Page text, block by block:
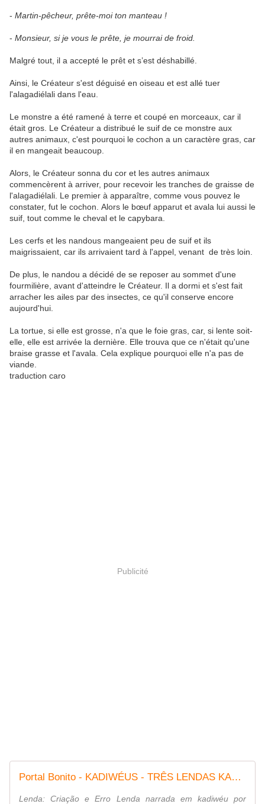
- Martin-pêcheur, prête-moi ton manteau !
- Monsieur, si je vous le prête, je mourrai de froid.
Malgré tout, il a accepté le prêt et s’est déshabillé.
Ainsi, le Créateur s'est déguisé en oiseau et est allé tuer
l'alagadiélali dans l'eau.
Le monstre a été ramené à terre et coupé en morceaux, car il
était gros. Le Créateur a distribué le suif de ce monstre aux
autres animaux, c'est pourquoi le cochon a un caractère gras, car
il en mangeait beaucoup.
Alors, le Créateur sonna du cor et les autres animaux
commencèrent à arriver, pour recevoir les tranches de graisse de
l'alagadiélali. Le premier à apparaître, comme vous pouvez le
constater, fut le cochon. Alors le bœuf apparut et avala lui aussi le
suif, tout comme le cheval et le capybara.
Les cerfs et les nandous mangeaient peu de suif et ils
maigrissaient, car ils arrivaient tard à l'appel, venant de très loin.
De plus, le nandou a décidé de se reposer au sommet d'une
fourmilière, avant d'atteindre le Créateur. Il a dormi et s'est fait
arracher les ailes par des insectes, ce qu'il conserve encore
aujourd'hui.
La tortue, si elle est grosse, n'a que le foie gras, car, si lente soit-
elle, elle est arrivée la dernière. Elle trouva que ce n'était qu'une
braise grasse et l'avala. Cela explique pourquoi elle n'a pas de
viande.
traduction caro
Publicité
Portal Bonito - KADIWÉUS - TRÊS LENDAS KADIWÉU
Lenda: Criação e Erro Lenda narrada em kadiwéu por